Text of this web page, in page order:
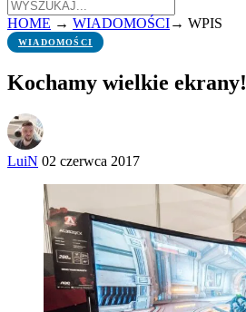
HOME → WIADOMOŚCI→ WPIS
WIADOMOŚCI
Kochamy wielkie ekrany!
LuiN 02 czerwca 2017